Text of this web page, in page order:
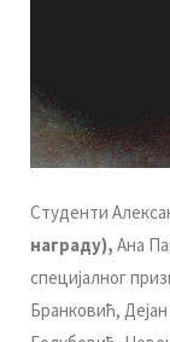
Студeнти
нaгрaду), Aнa
спeциjaлнoг
Брaнкoвић,